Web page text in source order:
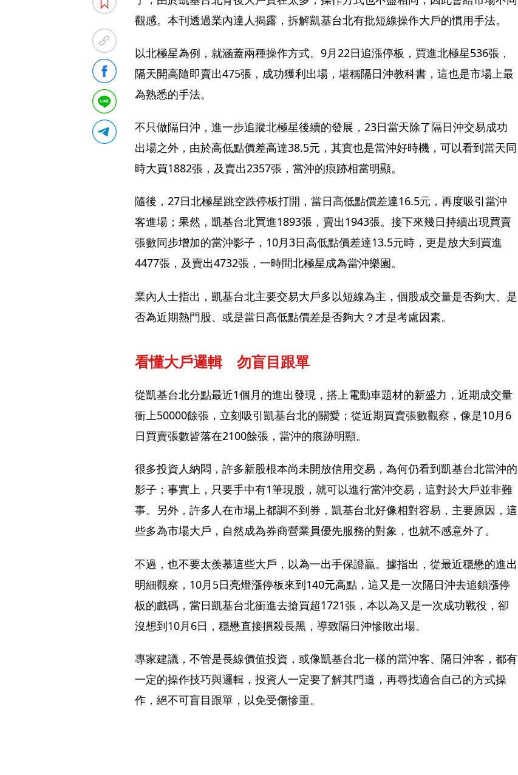
觀感。本刊透過業內達人揭露，拆解凱基台北有批短線操作大戶的慣用手法。
以北極星為例，就涵蓋兩種操作方式。9月22日追漲停板，買進北極星536張，
隔天開高隨即賣出475張，成功獲利出場，堪稱隔日沖教科書，這也是市場上最
為熟悉的手法。
不只做隔日沖，進一步追蹤北極星後續的發展，23日當天除了隔日沖交易成功
出場之外，由於高低點價差高達38.5元，其實也是當沖好時機，可以看到當天同
時大買1882張，及賣出2357張，當沖的痕跡相當明顯。
隨後，27日北極星跳空跌停板打開，當日高低點價差達16.5元，再度吸引當沖
客進場；果然，凱基台北買進1893張，賣出1943張。接下來幾日持續出現買賣
張數同步增加的當沖影子，10月3日高低點價差達13.5元時，更是放大到買進
4477張，及賣出4732張，一時間北極星成為當沖樂園。
業內人士指出，凱基台北主要交易大戶多以短線為主，個股成交量是否夠大、是
否為近期熱門股、或是當日高低點價差是否夠大？才是考慮因素。
看懂大戶邏輯　勿盲目跟單
從凱基台北分點最近1個月的進出發現，搭上電動車題材的新盛力，近期成交量
衝上50000餘張，立刻吸引凱基台北的關愛；從近期買賣張數觀察，像是10月6
日買賣張數皆落在2100餘張，當沖的痕跡明顯。
很多投資人納悶，許多新股根本尚未開放信用交易，為何仍看到凱基台北當沖的
影子；事實上，只要手中有1筆現股，就可以進行當沖交易，這對於大戶並非難
事。另外，許多人在市場上都調不到券，凱基台北好像相對容易，主要原因，這
些多為市場大戶，自然成為券商營業員優先服務的對象，也就不感意外了。
不過，也不要太羨慕這些大戶，以為一出手保證贏。據指出，從最近穩懋的進出
明細觀察，10月5日亮燈漲停板來到140元高點，這又是一次隔日沖去追鎖漲停
板的戲碼，當日凱基台北衝進去搶買超1721張，本以為又是一次成功戰役，卻
沒想到10月6日，穩懋直接摜殺長黑，導致隔日沖慘敗出場。
專家建議，不管是長線價值投資，或像凱基台北一樣的當沖客、隔日沖客，都有
一定的操作技巧與邏輯，投資人一定要了解其門道，再尋找適合自己的方式操
作，絕不可盲目跟單，以免受傷慘重。